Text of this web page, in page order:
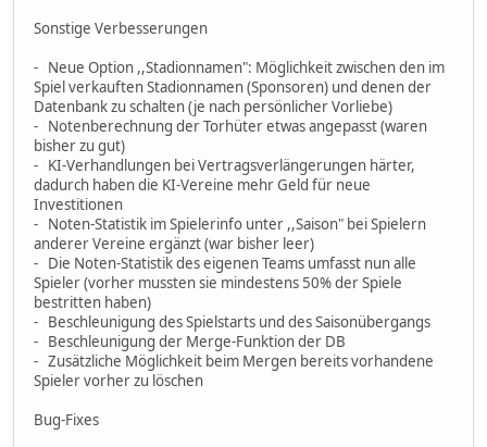
Sonstige Verbesserungen
- Neue Option ,,Stadionnamen": Möglichkeit zwischen den im
Spiel verkauften Stadionnamen (Sponsoren) und denen der
Datenbank zu schalten (je nach persönlicher Vorliebe)
- Notenberechnung der Torhüter etwas angepasst (waren
bisher zu gut)
- KI-Verhandlungen bei Vertragsverlängerungen härter,
dadurch haben die KI-Vereine mehr Geld für neue
Investitionen
- Noten-Statistik im Spielerinfo unter ,,Saison" bei Spielern
anderer Vereine ergänzt (war bisher leer)
- Die Noten-Statistik des eigenen Teams umfasst nun alle
Spieler (vorher mussten sie mindestens 50% der Spiele
bestritten haben)
- Beschleunigung des Spielstarts und des Saisonübergangs
- Beschleunigung der Merge-Funktion der DB
- Zusätzliche Möglichkeit beim Mergen bereits vorhandene
Spieler vorher zu löschen
Bug-Fixes